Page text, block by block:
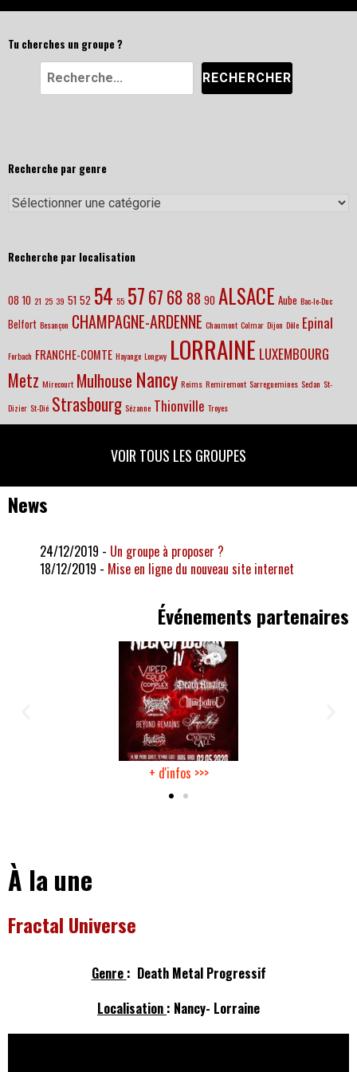
Tu cherches un groupe ?
Recherche par genre
Recherche par localisation
08 10 21 25 39 51 52 54 55 576768 88 90 ALSACE Aube Bac-le-Duc
Belfort Besançon CHAMPAGNE-ARDENNE Chaumont Colmar Dijon Dôle Epinal
Forbach FRANCHE-COMTE Hayange Longwy LORRAINE LUXEMBOURG
Metz Mirecourt Mulhouse Nancy Reims Remiremont Sarreguemines Sedan St-
Dizier St-Dié Strasbourg Sézanne Thionville Troyes
VOIR TOUS LES GROUPES
News
24/12/2019 - Un groupe à proposer ?
18/12/2019 - Mise en ligne du nouveau site internet
Événements partenaires
+ d'infos >>>
À la une
Fractal Universe
Genre : Death Metal Progressif
Localisation : Nancy- Lorraine